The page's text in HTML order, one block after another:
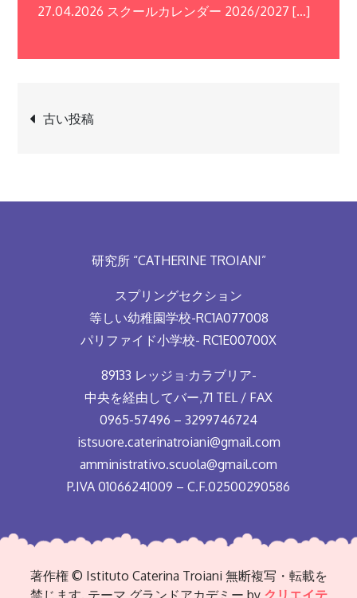
27.04.2026 スクールカレンダー 2026/2027 […]
投
ナ
古い投稿
研究所 “CATHERINE TROIANI”
スプリングセクション
等しい幼稚園学校-RC1A077008
パリファイド小学校- RC1E00700X
89133 レッジョ·カラブリア-
中央を経由してバー,71 TEL / FAX
0965-57496 – 3299746724
istsuore.caterinatroiani@gmail.com
amministrativo.scuola@gmail.com
P.IVA 01066241009 – C.F.02500290586
著作権 © Istituto Caterina Troiani 無断複写・転載を
禁じます. テーマ グランドアカデミー by クリエイテ